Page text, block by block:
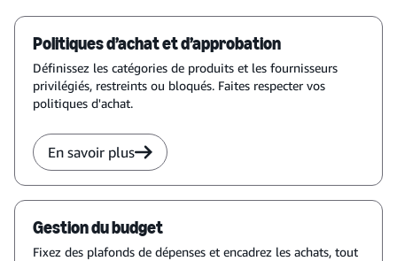
Politiques d’achat et d’approbation
Définissez les catégories de produits et les fournisseurs
privilégiés, restreints ou bloqués. Faites respecter vos
politiques d'achat.
En savoir plus
Gestion du budget
Fixez des plafonds de dépenses et encadrez les achats, tout